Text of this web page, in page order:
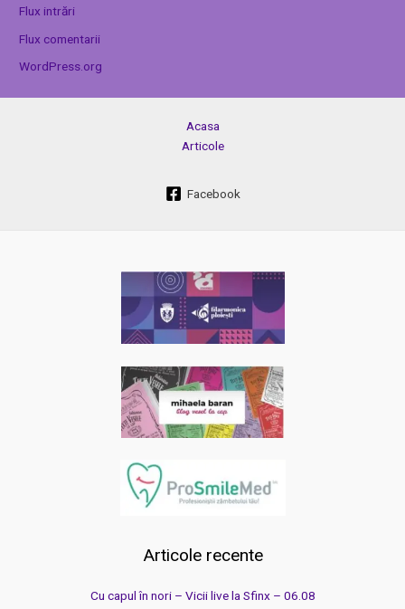
Flux intrări
Flux comentarii
WordPress.org
Acasa
Articole
Facebook
Articole recente
Cu capul în nori – Vicii live la Sfinx – 06.08